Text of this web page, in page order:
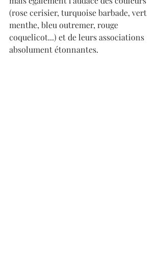
(rose cerisier, turquoise barbade, vert
menthe, bleu outremer, rouge
coquelicot...) et de leurs associations
absolument étonnantes.